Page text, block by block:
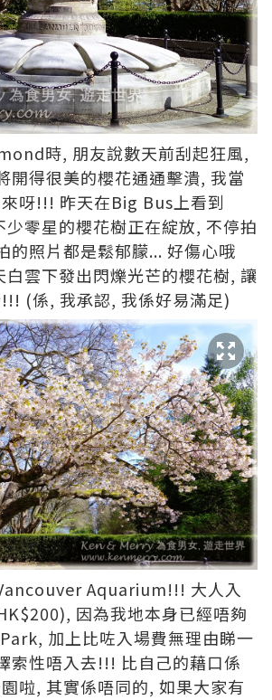
時, 朋友說數天前刮起狂風,
開得很美的櫻花通通擊潰, 我當
呀!!! 昨天在Big Bus上看到
零星的櫻花樹正在綻放, 不停拍
的照片都是鬆郁朦... 好傷心哦
雲下發出閃爍光芒的櫻花樹, 讓
(係, 我承認, 我係好易滿足)
Aquarium!!! 大人入
因為我地本身已經唔夠
加上比咗入場費無理由睇一
索性唔入去!!! 比自己的藉口係
啦, 其實係唔同的, 如果大家有